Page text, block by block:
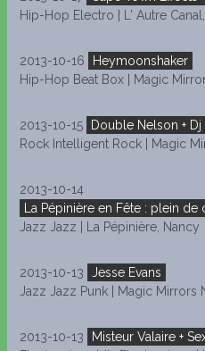
Hip-Hop Electro | L' Autre
2013-10-16
Heymoonshaker
Hip-Hop Beat Box | Magic
2013-10-15
Double Nelson +
Rock Intelligent Rock | Magic
2013-10-14
La Pépinière en Fête : plein
Jazz Jazz | La Pépinière, Nancy
2013-10-13
Jesse Evans
Jazz Jazz Punk | Magic Mirrors
2013-10-13
Misteur Valaire +